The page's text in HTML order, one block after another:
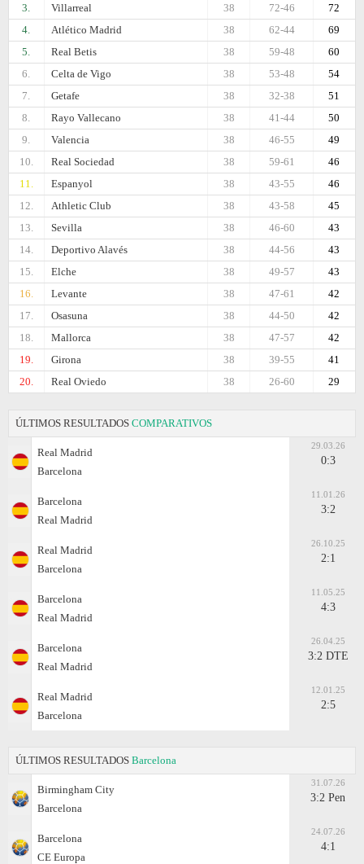
3.
Villarreal 72
72-46
38
4.
Atlético Madrid 69
62-44
38
5.
Real Betis 60
59-48
38
6.
Celta de Vigo 54
53-48
38
7.
Getafe 51
32-38
38
8.
Rayo Vallecano 50
41-44
38
9.
Valencia 49
46-55
38
10.
Real Sociedad 46
59-61
38
11.
Espanyol 46
43-55
38
12.
Athletic Club 45
43-58
38
13.
Sevilla 43
46-60
38
14.
Deportivo Alavés 43
44-56
38
15.
Elche 43
49-57
38
16.
Levante 42
47-61
38
17.
Osasuna 42
44-50
38
18.
Mallorca 42
47-57
38
19.
Girona 41
39-55
38
20.
Real Oviedo 29
26-60
38
ÚLTIMOS RESULTADOS COMPARATIVOS
Real Madrid
Barcelona
29.03.26
0:3
Barcelona
Real Madrid
11.01.26
3:2
Real Madrid
Barcelona
26.10.25
2:1
Barcelona
Real Madrid
11.05.25
4:3
Barcelona
Real Madrid
26.04.25
3:2 DTE
Real Madrid
Barcelona
12.01.25
2:5
ÚLTIMOS RESULTADOS Barcelona
Birmingham City
Barcelona
31.07.26
3:2 Pen
Barcelona
CE Europa
24.07.26
4:1